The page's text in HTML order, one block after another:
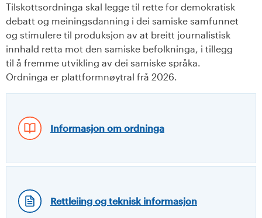
Tilskottsordninga skal legge til rette for demokratisk
debatt og meiningsdanning i dei samiske samfunnet
og stimulere til produksjon av at breitt journalistisk
innhald retta mot den samiske befolkninga, i tillegg
til å fremme utvikling av dei samiske språka.
Ordninga er plattformnøytral frå 2026.
Informasjon om ordninga
Rettleiing og teknisk informasjon